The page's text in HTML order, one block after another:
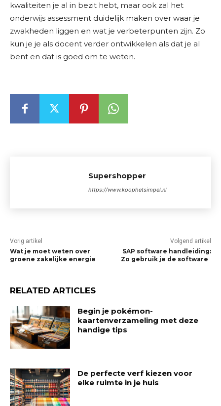
kwaliteiten je al in bezit hebt, maar ook zal het
onderwijs assessment duidelijk maken over waar je
zwakheden liggen en wat je verbeterpunten zijn. Zo
kun je je als docent verder ontwikkelen als dat je al
bent en dat is goed om te weten.
Supershopper
https://www.koophetsimpel.nl
Vorig artikel
Wat je moet weten over
groene zakelijke energie
Volgend artikel
SAP software handleiding:
Zo gebruik je de software
RELATED ARTICLES
Begin je pokémon-
kaartenverzameling met deze
handige tips
De perfecte verf kiezen voor
elke ruimte in je huis